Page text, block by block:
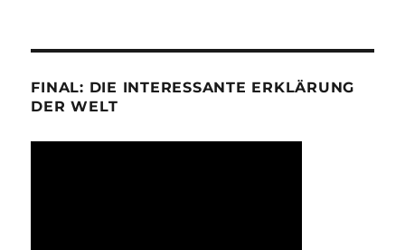
FINAL: DIE INTERESSANTE ERKLÄRUNG
DER WELT